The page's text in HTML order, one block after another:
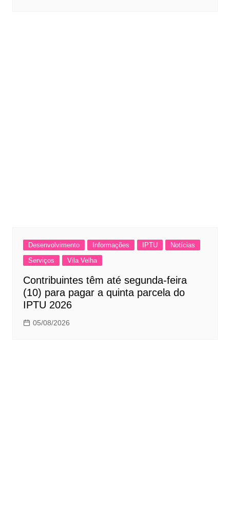
Desenvolvimento Informações IPTU
Notícias
Serviços
Vila Velha
Contribuintes têm até segunda-feira
(10) para pagar a quinta parcela do
IPTU 2026
05/08/2026